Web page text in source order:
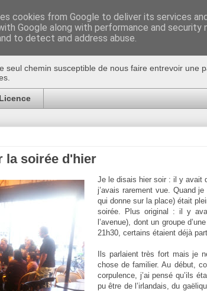
!
seul chemin susceptible de nous faire entrevoir
la soirée d'hier
Je le disais hier soir : il y avait
j’avais rarement vue. Quand
qui donne sur la place) était
soirée. Plus original : il y
l’avenue), dont un groupe
21h30, certains étaient déjà
Ils parlaient très fort mais je
chose de familier. Au début,
corpulence, j’ai pensé qu’ils
pu être de l’irlandais, du
cookies from Google to deliver its services
Google along with performance and
to detect and address abuse.